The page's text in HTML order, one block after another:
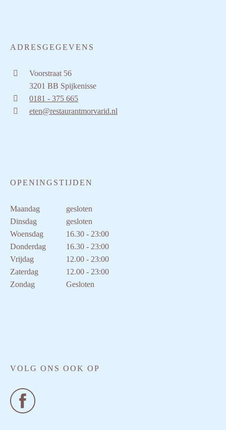
ADRESGEGEVENS
Voorstraat 56
3201 BB Spijkenisse
0181 - 375 665
eten@restaurantmorvarid.nl
OPENINGSTIJDEN
Maandag
gesloten
Dinsdag
gesloten
Woensdag
16.30 - 23:00
Donderdag
16.30 - 23:00
Vrijdag
12.00 - 23:00
Zaterdag
12.00 - 23:00
Zondag
Gesloten
VOLG ONS OOK OP